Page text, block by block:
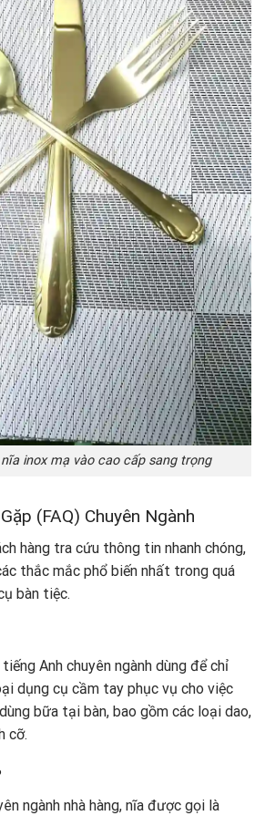
inox mạ vào cao cấp sang trọng
(FAQ) Chuyên Ngành
hàng tra cứu thông tin nhanh chóng,
thắc mắc phổ biến nhất trong quá
bàn tiệc.
Anh chuyên ngành dùng để chỉ
dụng cụ cầm tay phục vụ cho việc
bữa tại bàn, bao gồm các loại dao,
cỡ.
ngành nhà hàng, nĩa được gọi là